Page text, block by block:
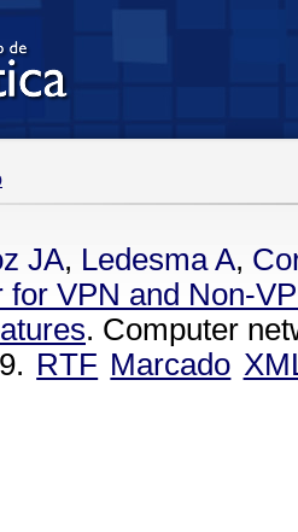
JA, Ledesma A,
for VPN and Non-
. Computer
RTF Marcado